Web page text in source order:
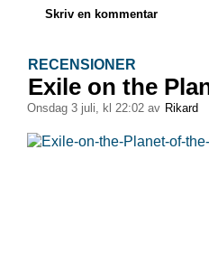
Skriv en kommentar
RECENSIONER
Exile on the
onsdag 3 juli, kl 22:02 av Rikard